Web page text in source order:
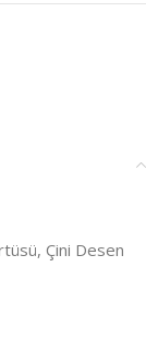
Çini Desen